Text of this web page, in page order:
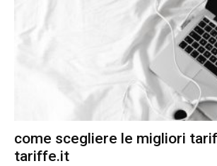
come scegliere le migliori
tariffe.it